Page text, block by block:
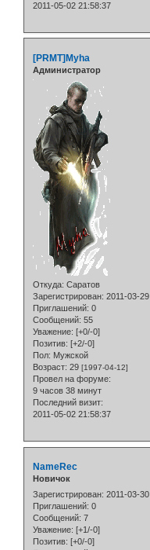
2011-05-02 21:58:37
[PRMT]Myha
Администратор
Откуда: Саратов
Зарегистрирован: 2011-03-29
Приглашений: 0
Сообщений: 55
Уважение: [+0/-0]
Позитив: [+2/-0]
Пол: Мужской
Возраст: 29 [1997-04-12]
Провел на форуме:
9 часов 38 минут
Последний визит:
2011-05-02 21:58:37
NameRec
Новичок
Зарегистрирован: 2011-03-30
Приглашений: 0
Сообщений: 7
Уважение: [+1/-0]
Позитив: [+0/-0]